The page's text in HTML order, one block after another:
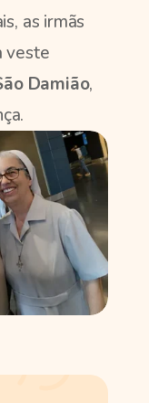
as irmãs
veste
Damião,